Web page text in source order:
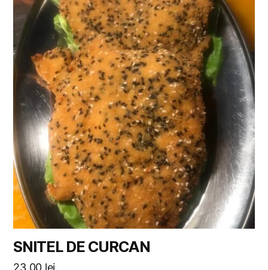
SNITEL DE CURCAN
23,00 lei